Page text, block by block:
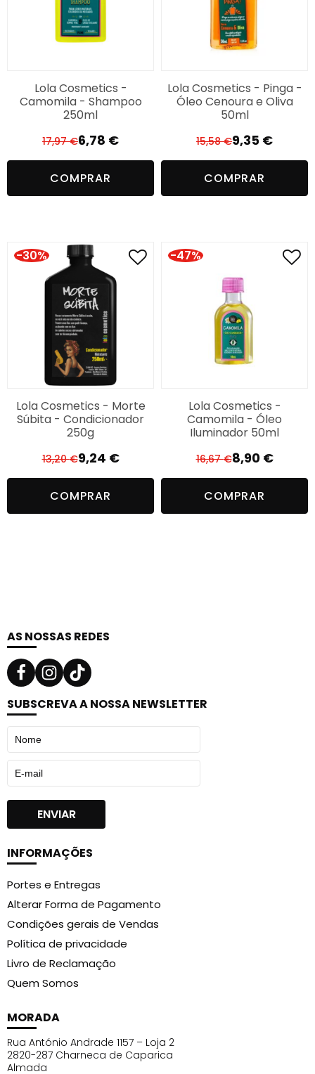
Lola Cosmetics -
Camomila - Shampoo
250ml
17,97€O
preço
original
era:
6,78 €
O
preço
atual
é:
COMPRAR
Lola Cosmetics - Pinga -
Óleo Cenoura e Oliva
50ml
15,58€O
preço
original
era:
9,35 €
O
preço
atual
é:
COMPRAR
-30%
Lola Cosmetics - Morte
Súbita - Condicionador
250g
13,20€O
preço
original
era:
9,24 €
O
preço
atual
é:
COMPRAR
-47%
Lola Cosmetics -
Camomila - Óleo
Iluminador 50ml
16,67€O
preço
original
era:
8,90 €
O
preço
atual
é:
COMPRAR
AS NOSSAS REDES
SUBSCREVA A NOSSA NEWSLETTER
INFORMAÇÕES
Portes e Entregas
Alterar Forma de Pagamento
Condições gerais de Vendas
Política de privacidade
Livro de Reclamação
Quem Somos
MORADA
Rua António Andrade 1157 – Loja 2
2820-287 Charneca de Caparica
Almada